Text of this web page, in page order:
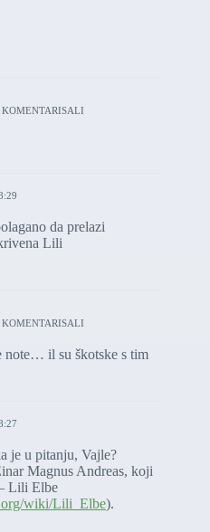
KOMENTARISALI
da prelazi
Lili
KOMENTARISALI
note… il su škotske s tim
je u pitanju, Vajle?
Magnus Andreas, koji
Lili Elbe
wiki/Lili_Elbe).